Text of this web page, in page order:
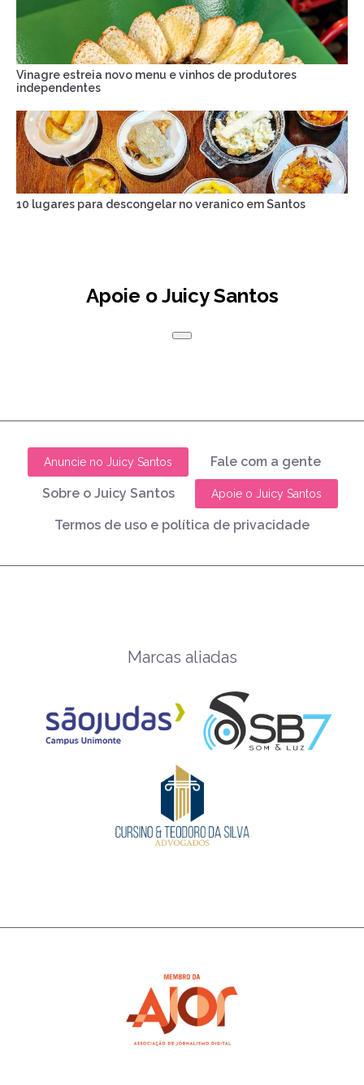
Vinagre estreia novo menu e vinhos de produtores
independentes
10 lugares para descongelar no veranico em Santos
Apoie o Juicy Santos
Anuncie no Juicy Santos Fale com a gente
Sobre o Juicy Santos Apoie o Juicy Santos
Termos de uso e política de privacidade
Marcas aliadas